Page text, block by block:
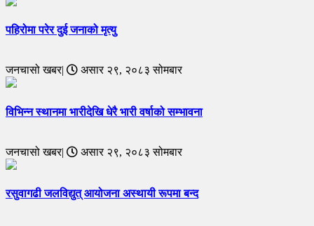
पहिरोमा परेर दुई जनाको मृत्यु
जनचासो खबर| असार २९, २०८३ सोमबार
विभिन्न स्थानमा भारीदेखि धेरै भारी वर्षाको सम्भावना
जनचासो खबर| असार २९, २०८३ सोमबार
रसुवागढी जलविद्युत् आयोजना अस्थायी रूपमा बन्द